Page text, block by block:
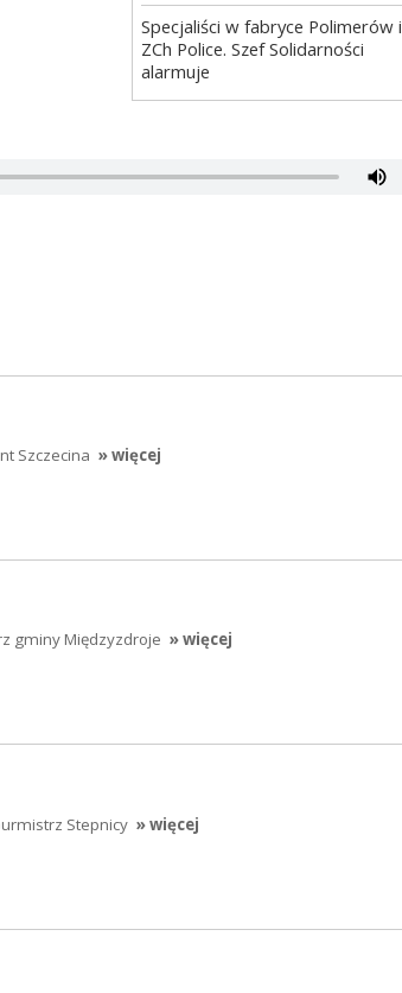
Specjaliści w fabryce Polimerów i
ZCh Police. Szef Solidarności
alarmuje
Szczecina » więcej
gminy Międzyzdroje » więcej
Stepnicy » więcej